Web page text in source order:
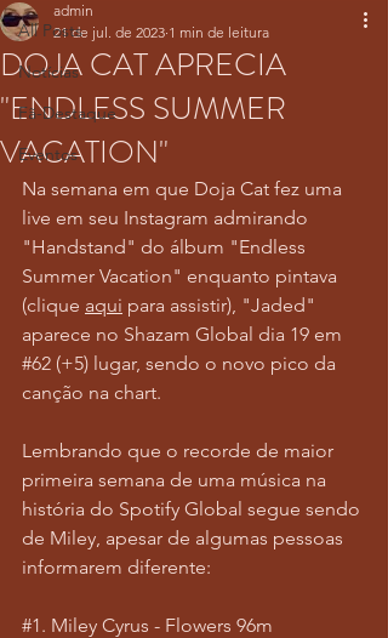
All Posts
Notícias
Fã-Destaque
Eventos
DOJA CAT APRECIA
"ENDLESS SUMMER
VACATION"
admin
21 de jul. de 2023 1 min de leitura
Na semana em que Doja Cat fez uma
live em seu Instagram admirando
"Handstand" do álbum "Endless
Summer Vacation" enquanto pintava
(clique aqui para assistir), "Jaded"
aparece no Shazam Global dia 19 em
#62 (+5) lugar, sendo o novo pico da
canção na chart.
Lembrando que o recorde de maior
primeira semana de uma música na
história do Spotify Global segue sendo
de Miley, apesar de algumas pessoas
informarem diferente:
#1. Miley Cyrus - Flowers 96m